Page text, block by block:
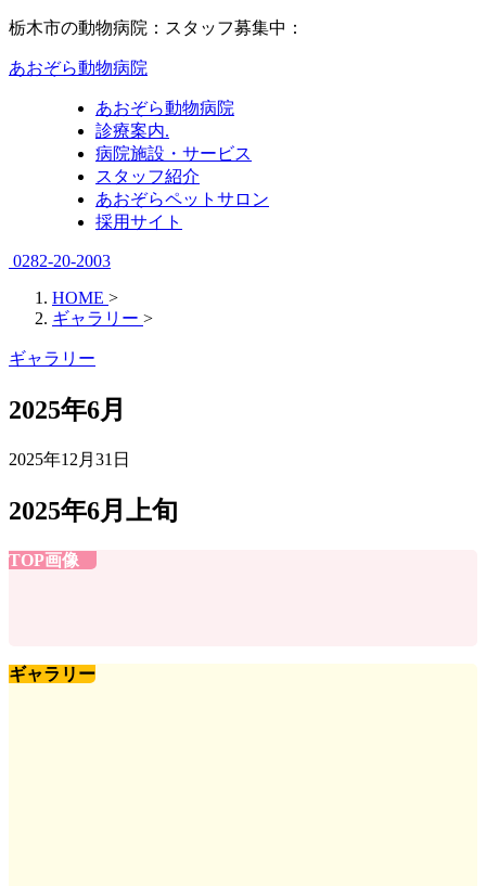
栃木市の動物病院：スタッフ募集中：
あおぞら動物病院
あおぞら動物病院
診療案内.
病院施設・サービス
スタッフ紹介
あおぞらペットサロン
採用サイト
0282-20-2003
HOME >
ギャラリー >
ギャラリー
2025年6月
2025年12月31日
2025年6月上旬
TOP画像
ギャラリー